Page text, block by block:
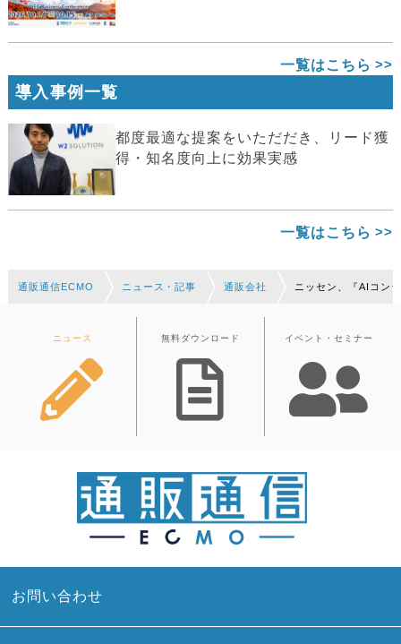
一覧はこちら
導入事例一覧
都度最適な提案をいただだき、リード獲
得・知名度向上に効果実感
一覧はこちら
通販通信ECMO ニュース・記事 通販会社 ニッセン、『AIコン
ニュース 無料ダウンロード イベント・セミナー
お問い合わせ